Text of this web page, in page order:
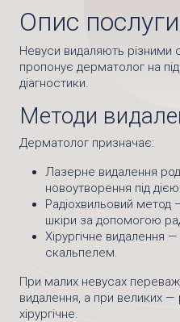
Опис послуги
Невуси видаляють різними
пропонує дерматолог на
діагностики.
Методи
Дерматолог призначає:
Лазерне видалення
новоутворення під
Радіохвильовий метод
шкіри за допомогою
Хірургічне видалення
скальпелем.
При малих невусах
видалення, а при великих —
хірургічне.